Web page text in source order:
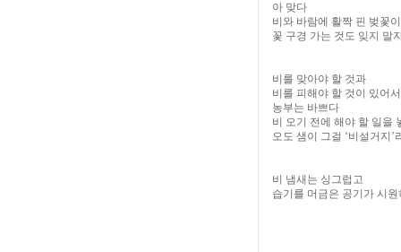
아 맞다
비와 바람에 활짝 핀 벚꽃
꽃 구경 가는 것도 잊지 말
비를 맞아야 할 것과
비를 피해야 할 것이 있어서
농부는 바쁘다
비 오기 전에 해야 할 일을
오도 샘이 그걸 ‘비설거지 ’
비 냄새는 싱그럽고
습기를 머금은 공기가 시원